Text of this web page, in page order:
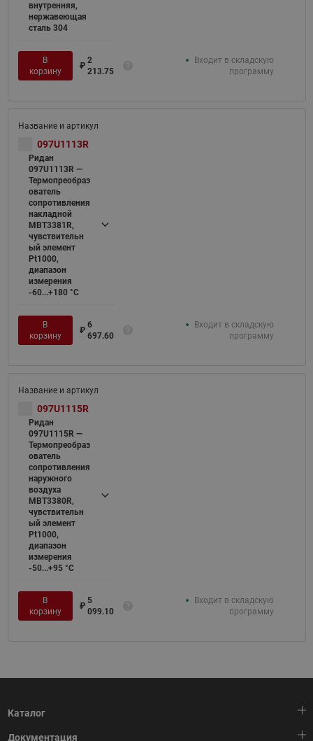
внутренняя,
нержавеющая
сталь 304
В
корзину
₽
2
213.75
Входит в складскую
программу
097U1113R
Ридан
097U1113R —
Термопреобраз
ователь
сопротивления
накладной
MBT3381R,
чувствительн
ый элемент
Pt1000,
диапазон
измерения
-60...+180 °С
В
корзину
₽
6
697.60
Входит в складскую
программу
097U1115R
Ридан
097U1115R —
Термопреобраз
ователь
сопротивления
наружного
воздуха
MBT3380R,
чувствительн
ый элемент
Pt1000,
диапазон
измерения
-50...+95 °С
В
корзину
₽
5
099.10
Входит в складскую
программу
Каталог
Документация